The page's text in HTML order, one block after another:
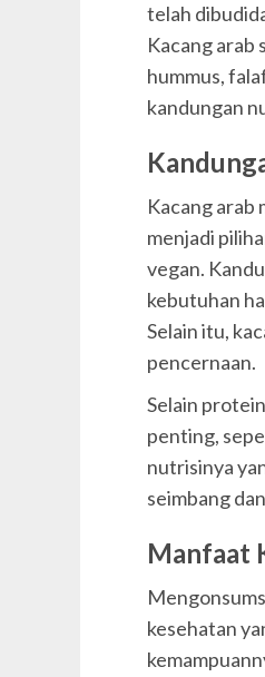
telah
Kacang arab
hummus,
kandungan
Kacang arab
menjadi
vegan.
kebutuhan
Selain itu,
pencernaan.
Selain
penting,
nutrisinya
seimbang
Manfaat
kesehatan